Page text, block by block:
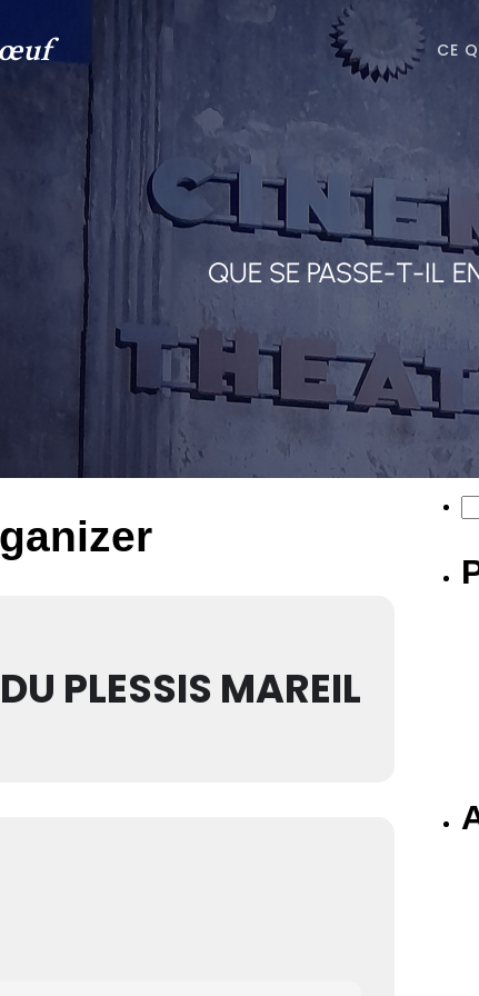
CE
QUE SE PASSE-T-IL
PLESSIS MAREIL